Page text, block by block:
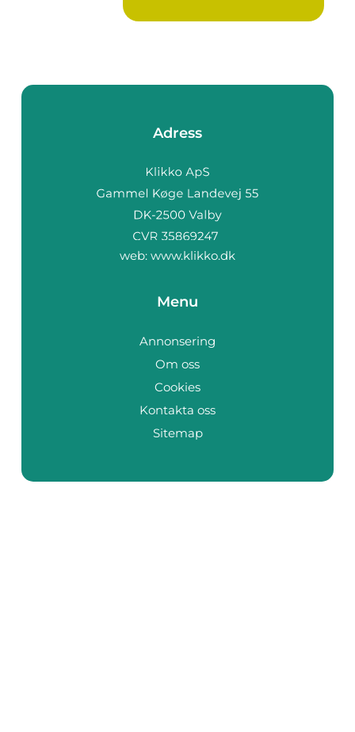
Adress
web: www.klikko.dk
Menu
Annonsering
Om oss
Cookies
Kontakta oss
Sitemap